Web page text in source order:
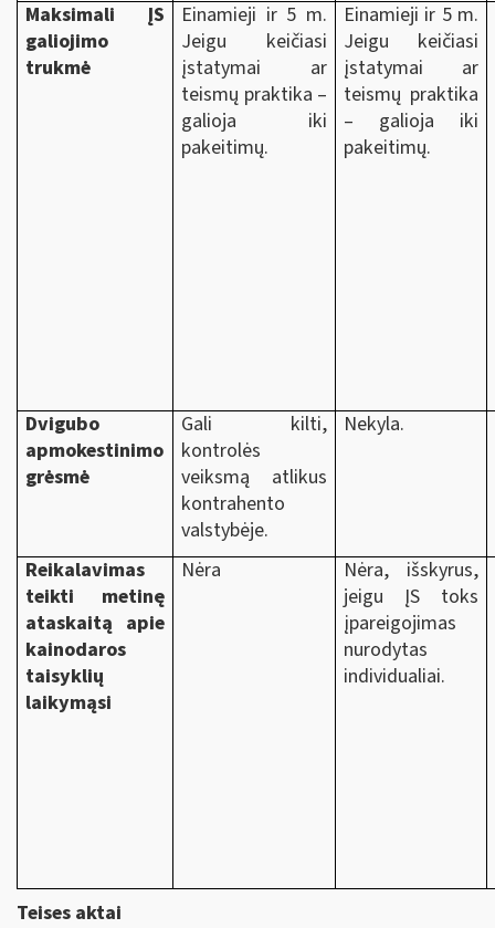
Maksimali ĮS
galiojimo
trukmė
Einamieji ir 5 m.
Jeigu keičiasi
įstatymai ar
teismų praktika –
galioja iki
pakeitimų.
Einamieji ir 5 m.
Jeigu keičiasi
įstatymai ar
teismų praktika
– galioja iki
pakeitimų.
Dvigubo
apmokestinimo
grėsmė
Gali kilti,
kontrolės
veiksmą atlikus
kontrahento
valstybėje.
Nekyla.
Reikalavimas
teikti metinę
ataskaitą apie
kainodaros
taisyklių
laikymąsi
Nėra
Nėra, išskyrus,
jeigu ĮS toks
įpareigojimas
nurodytas
individualiai.
Teises aktai